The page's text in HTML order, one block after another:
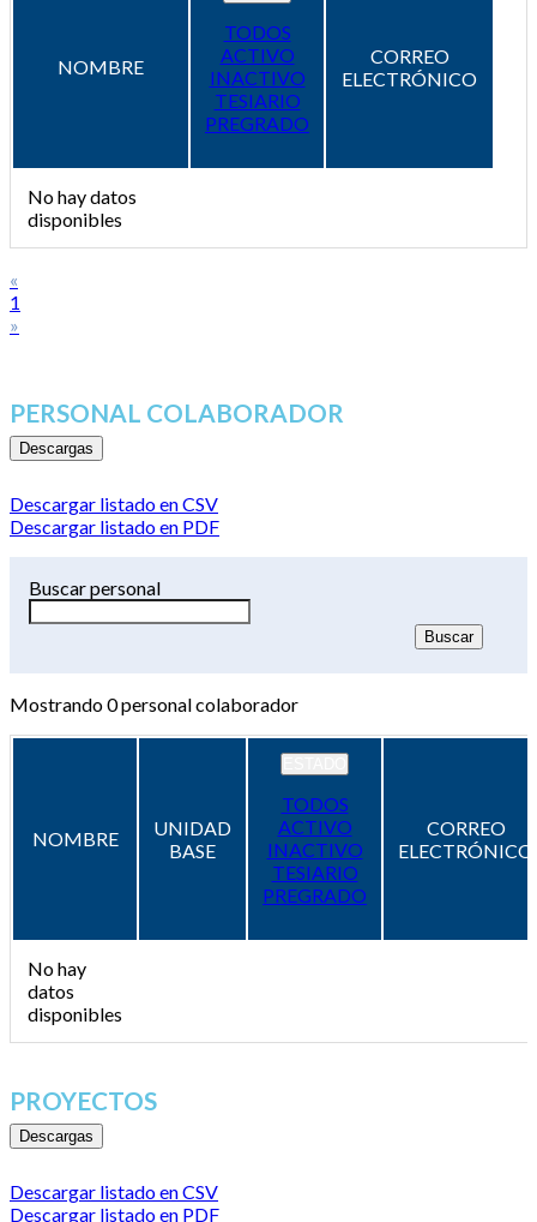
NOMBRE
TODOS
ACTIVO
INACTIVO
TESIARIO
PREGRADO
CORREO
ELECTRÓNICO
No hay datos
disponibles
«
1
»
PERSONAL COLABORADOR
Descargas
Descargar listado en CSV
Descargar listado en PDF
Buscar personal
Mostrando0personal colaborador
NOMBRE
UNIDAD
BASE
TODOS
ACTIVO
INACTIVO
TESIARIO
PREGRADO
CORREO
ELECTRÓNICO
No hay
datos
disponibles
PROYECTOS
Descargas
Descargar listado en CSV
Descargar listado en PDF